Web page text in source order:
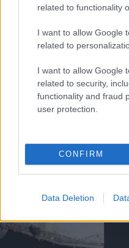
related to functionality
I want to allow Google
related to
I want to allow Google
related to security,
functionality and fraud
user protection.
CONFIRM
Data Deletion
a
Kapcsolódó
PREMIER